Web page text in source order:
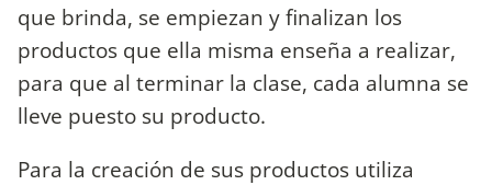
que brinda, se empiezan y finalizan los
productos que ella misma enseña a realizar,
para que al terminar la clase, cada alumna se
lleve puesto su producto.
Para la creación de sus productos utiliza